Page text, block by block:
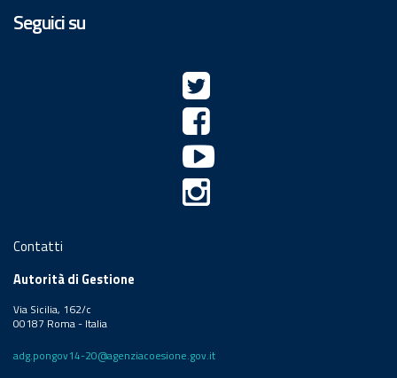
Seguici su
Contatti
Autorità di Gestione
Via Sicilia, 162/c
00187 Roma - Italia
adg.pongov14-20@agenziacoesione.gov.it